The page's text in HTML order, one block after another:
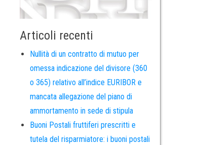
Articoli recenti
Nullità di un contratto di mutuo per
omessa indicazione del divisore (360
o 365) relativo all’indice EURIBOR e
mancata allegazione del piano di
ammortamento in sede di stipula
Buoni Postali fruttiferi prescritti e
tutela del risparmiatore: i buoni postali